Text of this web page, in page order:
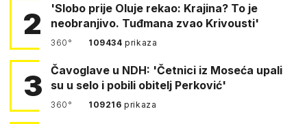
2
'Slobo prije Oluje rekao: Krajina? To je
neobranjivo. Tuđmana zvao Krivousti'
360° 109434prikaza
3
Čavoglave u NDH: 'Četnici iz Moseća upali
su u selo i pobili obitelj Perković'
360° 109216prikaza